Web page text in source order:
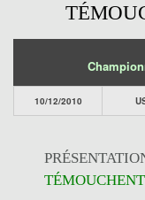
10/12/2010